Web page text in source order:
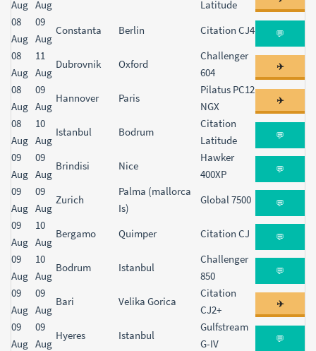
Aug Aug
Latitude
08
Aug
09
Aug
Constanta Berlin Citation CJ4 💬
08
Aug
11
Aug
Dubrovnik Oxford
Challenger
604
✈️
08
Aug
09
Aug
Hannover Paris
Pilatus PC12
NGX
✈️
08
Aug
10
Aug
Istanbul Bodrum
Citation
Latitude
💬
09
Aug
09
Aug
Brindisi Nice
Hawker
400XP
💬
09
Aug
09
Aug
Zurich
Palma (mallorca
Is)
Global 7500 💬
09
Aug
10
Aug
Bergamo Quimper Citation CJ 💬
09
Aug
10
Aug
Bodrum Istanbul
Challenger
850
💬
09
Aug
09
Aug
Bari Velika Gorica
Citation
CJ2+
✈️
09
Aug
09
Aug
Hyeres Istanbul
Gulfstream
G-IV
💬